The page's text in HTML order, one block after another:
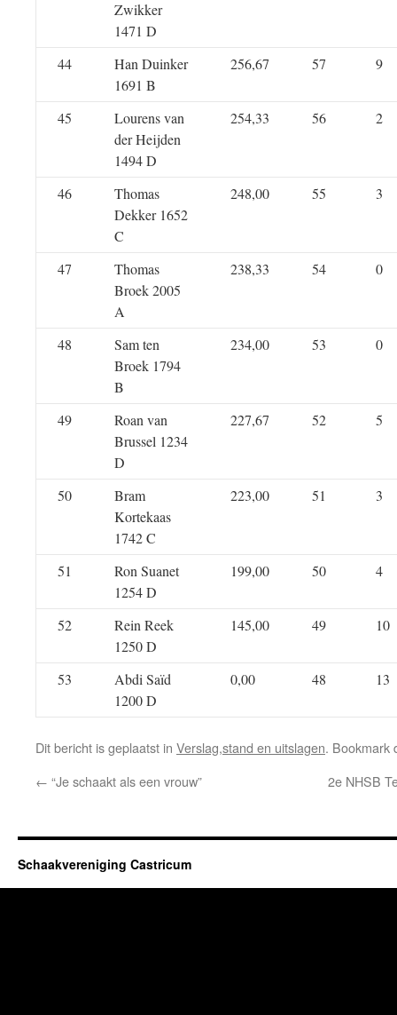
Zwikker
1471 D
44
Han Duinker
1691 B
256,67 57 9
45
Lourens van
der Heijden
1494 D
254,33 56 2
46
Thomas
Dekker 1652
C
248,00 55 3
47
Thomas
Broek 2005
A
238,33 54 0
48
Sam ten
Broek 1794
B
234,00 53 0
49
Roan van
Brussel 1234
D
227,67 52 5
50
Bram
Kortekaas
1742 C
223,00 51 3
51
Ron Suanet
1254 D
199,00 50 4
52
Rein Reek
1250 D
145,00 49 10
53
Abdi Saïd
1200 D
0,00 48 13
Dit bericht is geplaatst in Verslag,stand en uitslagen. Bookmark
← “Je schaakt als een vrouw” 2e NHSB
Schaakvereniging Castricum